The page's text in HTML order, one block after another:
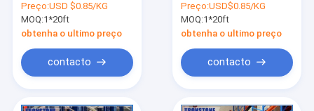
racking do
armazenamento
Preço:USD $0.85/KG
MOQ:1*20ft
obtenha o ultimo preço
contacto
através do sistema
do tormento
Preço:USD$0.85/KG
MOQ:1*20ft
obtenha o ultimo preço
contacto